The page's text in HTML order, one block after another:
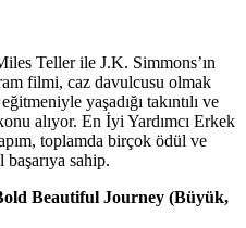
Teller ile J.K. Simmons’ın
filmi, caz davulcusu olmak
yaşadığı takıntılı ve
alıyor. En İyi Yardımcı Erkek
toplamda birçok ödül ve
sahip.
Beautiful Journey (Büyük,